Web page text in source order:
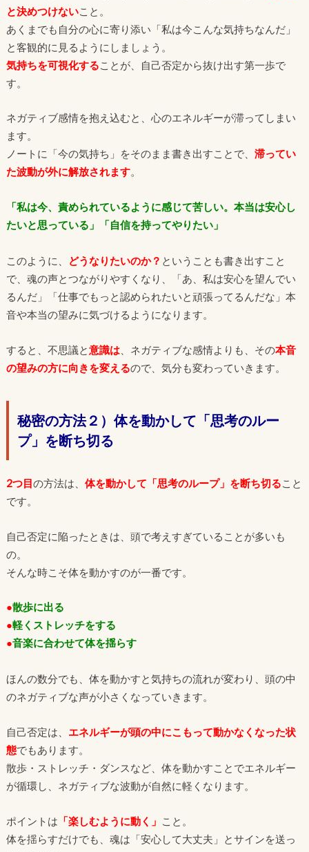
と決めつけないこと。
あくまでも自分の心に寄り添い「私は今こんな気持ちなんだ」
と客観的に見るようにしましょう。
気持ちを可視化することが、自己否定から抜け出す第一歩で
す。
ネガティブ感情を抱え込むと、心のエネルギーが滞ってしまい
ます。
ノートに「今の気持ち」をそのまま書き出すことで、 滞ってい
た波動が外に解放されます。
「私は今、責められているように感じて苦しい。本当は安心し
たいと思っている」「自信を持ってやりたい」
このように、 どうなりたいのか？ ということも書き出すこと
で、魂の声とつながりやすくなり、「あ、私は安心を望んでい
るんだ」「仕事でもっと認められたいと頑張ってるんだな」本
音や本当の望みに気づけるようになります。
すると、不思議と意識は、ネガティブな感情よりも、その本音
の望みの方に向きを変えるので、気分も変わっていきます。
秘密の方法２）体を動かして「思考のルー
プ」を断ち切る
2つ目 の方法は、 体を動かして「思考のループ」を断ち切ること
です。
自己否定に陥ったときは、頭で考えすぎていることが多いも
の。
そんな時こそ体を動かすのが一番です。
●散歩に出る
●軽くストレッチをする
●音楽に合わせて体を揺らす
ほんの数分でも、体を動かすと気持ちの流れが変わり、頭の中
のネガティブな声が小さくなっていきます。
自己否定は、 エネルギーが頭の中にこもって動かなくなった状
態でもあります。
散歩・ストレッチ・ダンスなど、体を動かすことでエネルギー
が循環し、ネガティブな波動が自然に軽くなります。
ポイントは 「楽しむように動く」
こと。
体を揺らすだけでも、魂は「安心して大丈夫」とサインを送っ